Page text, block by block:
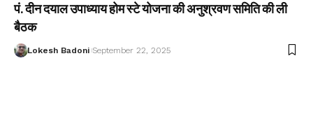
पं. दीन दयाल उपाध्याय होम स्टे योजना की अनुश्रवण समिति की ली
बैठक
Lokesh Badoni September 22, 2025